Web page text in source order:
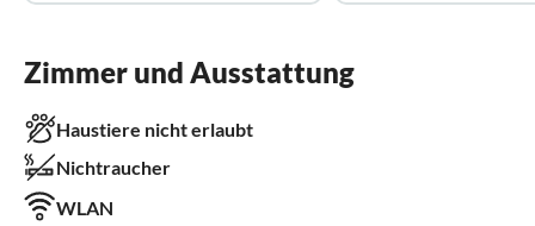
Zimmer und Ausstattung
Haustiere nicht erlaubt
Nichtraucher
WLAN